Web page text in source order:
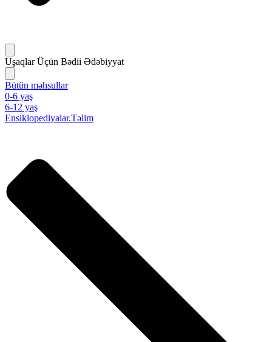
Uşaqlar Üçün Bədii Ədəbiyyat
Bütün məhsullar
0-6 yaş
6-12 yaş
Ensiklopediyalar.Təlim